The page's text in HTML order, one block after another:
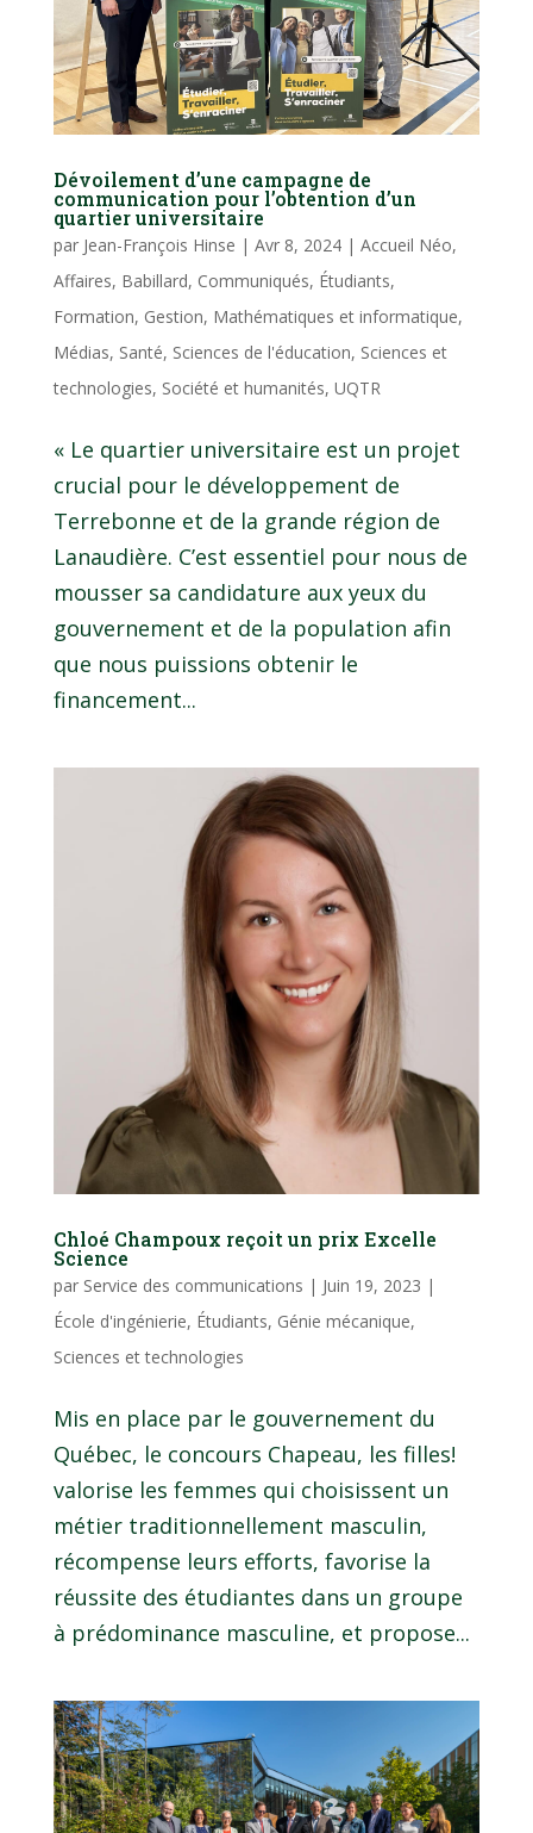
Dévoilement d’une campagne de
communication pour l’obtention d’un
quartier universitaire
par Jean-François Hinse | Avr 8, 2024| Accueil Néo,
Affaires, Babillard, Communiqués, Étudiants,
Formation, Gestion, Mathématiques et informatique,
Médias, Santé, Sciences de l'éducation, Sciences et
technologies, Société et humanités, UQTR
« Le quartier universitaire est un projet
crucial pour le développement de
Terrebonne et de la grande région de
Lanaudière. C’est essentiel pour nous de
mousser sa candidature aux yeux du
gouvernement et de la population afin
que nous puissions obtenir le
financement...
Chloé Champoux reçoit un prix Excelle
Science
par Service des communications | Juin 19, 2023 |
École d'ingénierie, Étudiants, Génie mécanique,
Sciences et technologies
Mis en place par le gouvernement du
Québec, le concours Chapeau, les filles!
valorise les femmes qui choisissent un
métier traditionnellement masculin,
récompense leurs efforts, favorise la
réussite des étudiantes dans un groupe
à prédominance masculine, et propose...